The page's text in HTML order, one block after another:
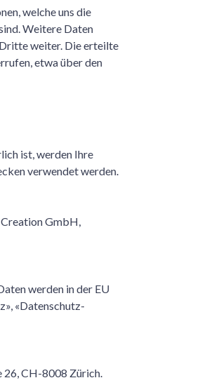
welche uns die
Weitere Daten
weiter. Die erteilte
etwa über den
ist, werden Ihre
verwendet werden.
GmbH,
werden in der EU
, «Datenschutz-
26, CH-8008 Zürich.